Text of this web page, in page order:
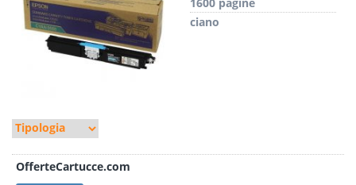
ciano
OfferteCartucce.com